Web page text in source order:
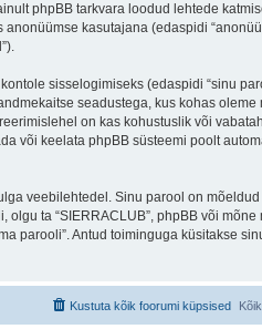
phpBB tarkvara loodud lehtede
kasutajana (edaspidi
sisselogimiseks (edaspidi “sinu
seadustega, kus kohas oleme
on kas kohustuslik või
või keelata phpBB süsteemi poolt
veebilehtedel. Sinu parool on mõeldud
ta “SIERRACLUB”, phpBB või
parooli”. Antud toiminguga küsitakse
Kustuta kõik foorumi küpsised